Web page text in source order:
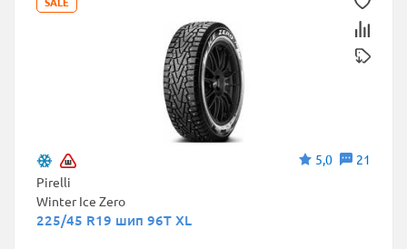
5,0
21
Pirelli
Winter Ice Zero
225/45 R19 шип 96T XL